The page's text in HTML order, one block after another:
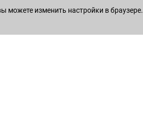
можете изменить настройки в браузере.